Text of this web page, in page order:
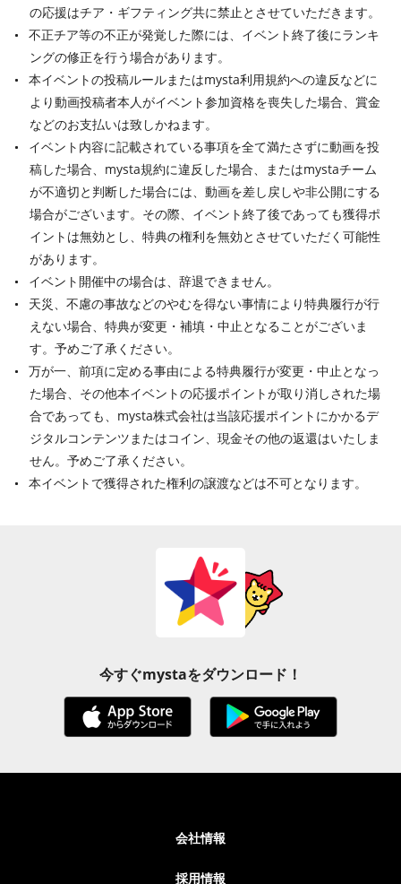
の応援はチア・ギフティング共に禁止とさせていただきます。
不正チア等の不正が発覚した際には、イベント終了後にランキ
ングの修正を行う場合があります。
本イベントの投稿ルールまたはmysta利用規約への違反などに
より動画投稿者本人がイベント参加資格を喪失した場合、賞金
などのお支払いは致しかねます。
イベント内容に記載されている事項を全て満たさずに動画を投
稿した場合、mysta規約に違反した場合、またはmystaチーム
が不適切と判断した場合には、動画を差し戻しや非公開にする
場合がございます。その際、イベント終了後であっても獲得ポ
イントは無効とし、特典の権利を無効とさせていただく可能性
があります。
イベント開催中の場合は、辞退できません。
天災、不慮の事故などのやむを得ない事情により特典履行が行
えない場合、特典が変更・補填・中止となることがございま
す。予めご了承ください。
万が一、前項に定める事由による特典履行が変更・中止となっ
た場合、その他本イベントの応援ポイントが取り消しされた場
合であっても、mysta株式会社は当該応援ポイントにかかるデ
ジタルコンテンツまたはコイン、現金その他の返還はいたしま
せん。予めご了承ください。
本イベントで獲得された権利の譲渡などは不可となります。
今すぐmystaをダウンロード！
会社情報
採用情報